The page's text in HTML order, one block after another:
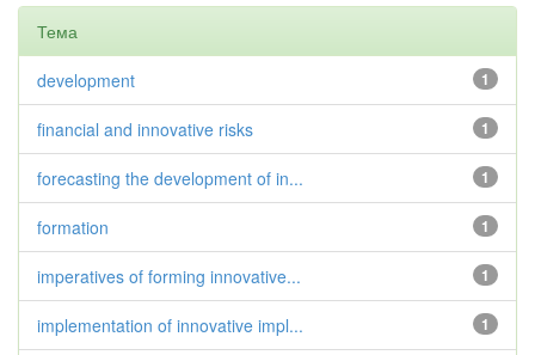
Тема
1
development
1
financial and innovative risks
1
forecasting the development of in...
1
formation
1
imperatives of forming innovative...
1
implementation of innovative impl...